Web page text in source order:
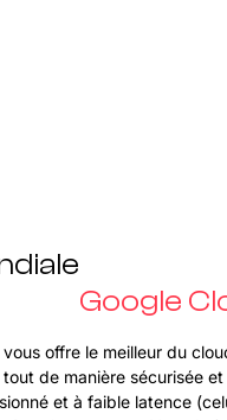
Google
vous offre le meilleur du
de manière sécurisée
et à faible latence